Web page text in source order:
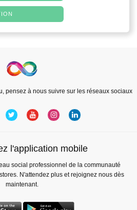
pensez à nous suivre sur les réseaux sociaux
l'application mobile
social professionnel de la communauté
N'attendez plus et rejoignez nous dès
maintenant.